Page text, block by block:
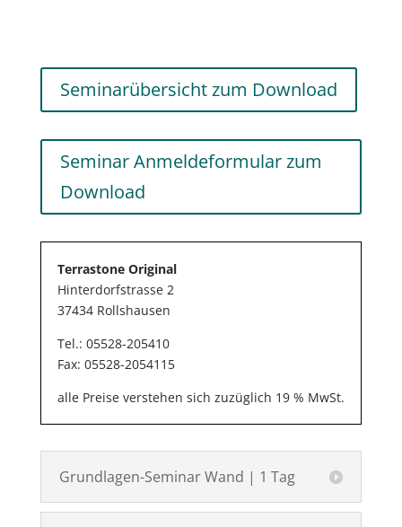
Seminarübersicht zum Download
Seminar Anmeldeformular zum
Download
Terrastone Original
Hinterdorfstrasse 2
37434 Rollshausen
Tel.: 05528-205410
Fax: 05528-2054115
alle Preise verstehen sich zuzüglich 19 % MwSt.
Grundlagen-Seminar Wand | 1 Tag